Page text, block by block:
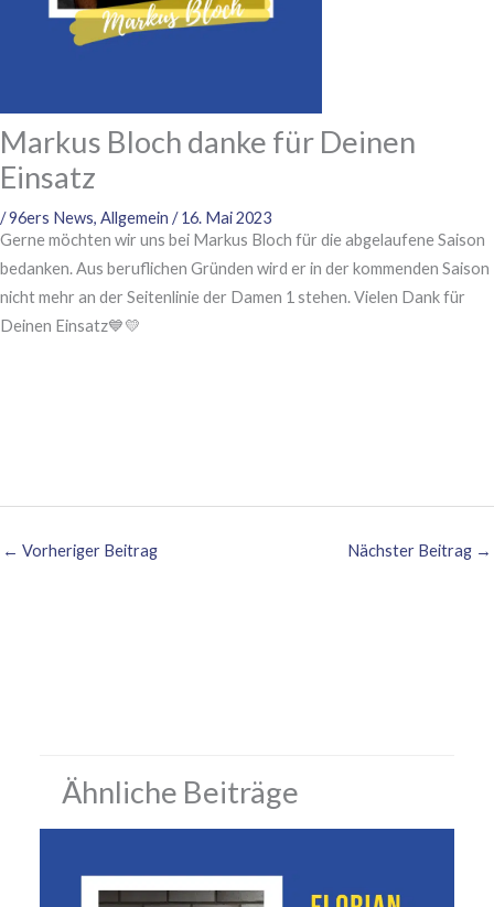
Markus Bloch danke für Deinen
Einsatz
/96ers News, Allgemein /16. Mai 2023
Gerne möchten wir uns bei Markus Bloch für die abgelaufene Saison
bedanken. Aus beruflichen Gründen wird er in der kommenden Saison
nicht mehr an der Seitenlinie der Damen 1 stehen. Vielen Dank für
Deinen Einsatz💙💛
← Vorheriger Beitrag Nächster Beitrag →
Ähnliche Beiträge